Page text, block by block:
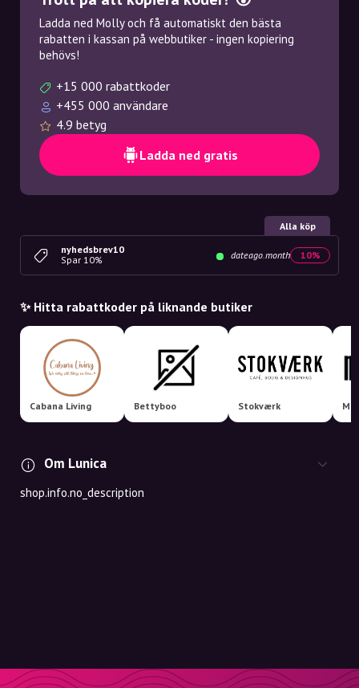
Ladda ned Molly och få automatiskt den bästa
rabatten i kassan på webbutiker - ingen kopiering
behövs!
+15 000 rabattkoder
+455 000 användare
4.9 betyg
Ladda ned gratis
Alla köp
nyhedsbrev10
Spar 10%
dateago.month 10%
✨ Hitta rabattkoder på liknande butiker
Cabana Living Bettyboo Stokværk
Om Lunica
shop.info.no_description